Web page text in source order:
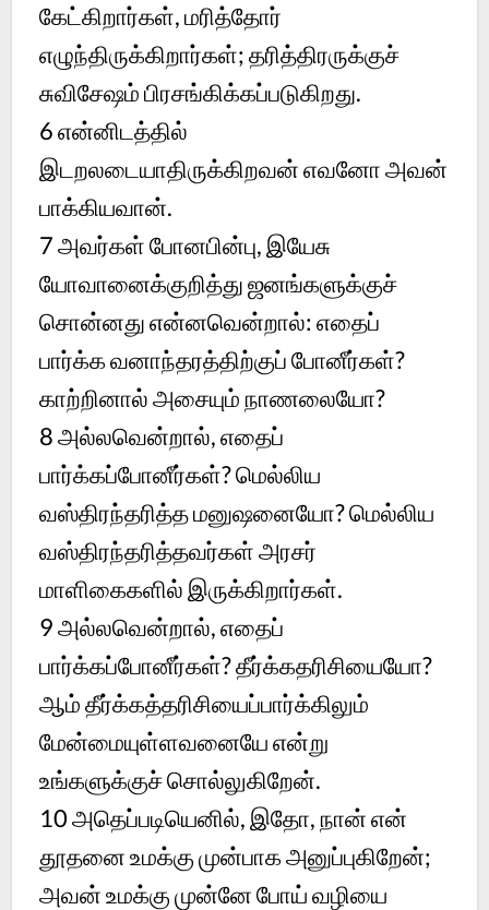
கேட்கிறார்கள், மரித்தோர்
எழுந்திருக்கிறார்கள்; தரித்திரருக்குச்
சுவிசேஷம் பிரசங்கிக்கப்படுகிறது.
6என்னிடத்தில்
இடறலடையாதிருக்கிறவன் எவனோ அவன்
பாக்கியவான்.
7அவர்கள் போனபின்பு, இயேசு
யோவானைக்குறித்து ஜனங்களுக்குச்
சொன்னது என்னவென்றால்: எதைப்
பார்க்க வனாந்தரத்திற்குப் போனீர்கள்?
காற்றினால் அசையும் நாணலையோ?
8அல்லவென்றால், எதைப்
பார்க்கப்போனீர்கள்? மெல்லிய
வஸ்திரந்தரித்த மனுஷனையோ? மெல்லிய
வஸ்திரந்தரித்தவர்கள் அரசர்
மாளிகைகளில் இருக்கிறார்கள்.
9அல்லவென்றால், எதைப்
பார்க்கப்போனீர்கள்? தீர்க்கதரிசியையோ?
ஆம் தீர்க்கத்தரிசியைப்பார்க்கிலும்
மேன்மையுள்ளவனையே என்று
உங்களுக்குச் சொல்லுகிறேன்.
10அதெப்படியெனில், இதோ, நான் என்
தூதனை உமக்கு முன்பாக அனுப்புகிறேன்;
அவன் உமக்கு முன்னே போய் வழியை